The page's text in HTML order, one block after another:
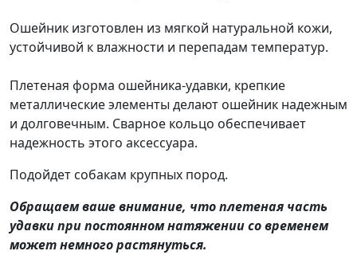
Ошейник изготовлен из мягкой натуральной кожи,
устойчивой к влажности и перепадам температур.
Плетеная форма ошейника-удавки, крепкие
металлические элементы делают ошейник надежным
и долговечным. Сварное кольцо обеспечивает
надежность этого аксессуара.
Подойдет собакам крупных пород.
Обращаем ваше внимание, что плетеная часть
удавки при постоянном натяжении со временем
может немного растянуться.